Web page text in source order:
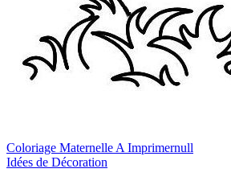
Coloriage Maternelle A Imprimernull
Idées de Décoration